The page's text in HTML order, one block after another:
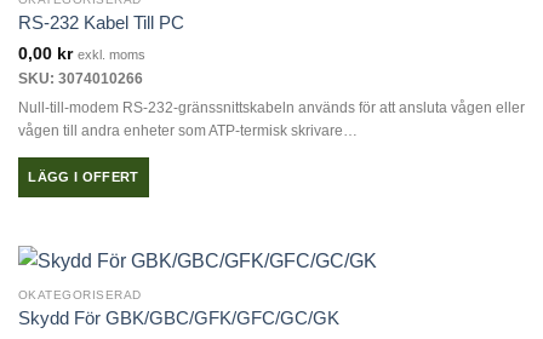
RS-232 Kabel Till PC
0,00 kr exkl. moms
SKU: 3074010266
Null-till-modem RS-232-gränssnittskabeln används för att ansluta vågen eller
vågen till andra enheter som ATP-termisk skrivare…
LÄGG I OFFERT
OKATEGORISERAD
Skydd För GBK/GBC/GFK/GFC/GC/GK